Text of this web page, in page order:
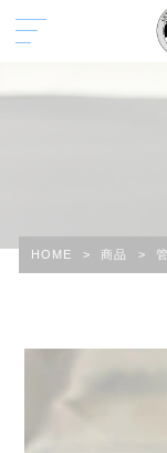
HOME > 商品 >